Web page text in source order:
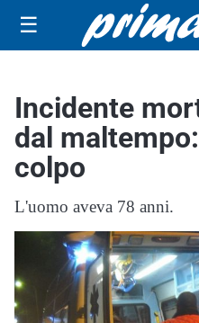
☰
Incidente
dal
colpo
L'uomo aveva 78 anni.